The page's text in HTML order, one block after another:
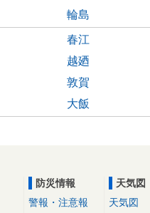
輪島
春江
越廼
敦賀
大飯
防災情報
警報・注意報
天気図
天気図